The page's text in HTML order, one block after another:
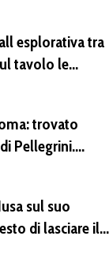
esplorativa tra
tavolo le
trovato
Pellegrini.
anno
sul suo
di lasciare il
al lavoro